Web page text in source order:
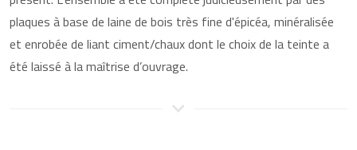
plaques à base de laine de bois très fine d'épicéa, minéralisée
et enrobée de liant ciment/chaux dont le choix de la teinte a
été laissé à la maîtrise d’ouvrage.